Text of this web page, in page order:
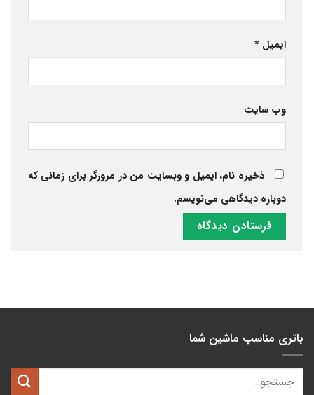
ایمیل *
وب‌ سایت
ذخیره نام، ایمیل و وبسایت من در مرورگر برای زمانی که
دوباره دیدگاهی می‌نویسم.
باتری مناسب ماشین شما